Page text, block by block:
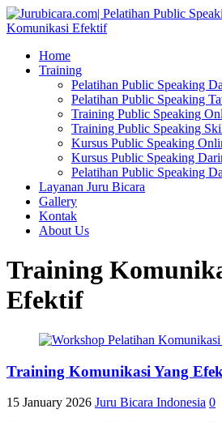
Home
Training
Pelatihan Public Speaking
Pelatihan Public Speaking
Training Public Speaking
Training Public Speaking
Kursus Public Speaking
Kursus Public Speaking
Pelatihan Public Speaking
Layanan Juru Bicara
Gallery
Kontak
About Us
Training
Efektif
Training Komunikasi Yang
15 January 2026 Juru Bicara Indonesia 0